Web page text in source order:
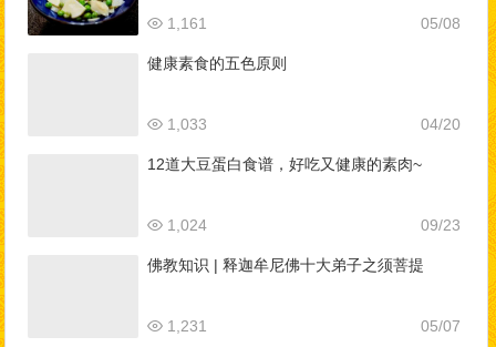
05/08
1,161
​健康素食的五色原则
04/20
1,033
12道大豆蛋白食谱，好吃又健康的素肉~
09/23
1,024
佛教知识 | 释迦牟尼佛十大弟子之须菩提
05/07
1,231